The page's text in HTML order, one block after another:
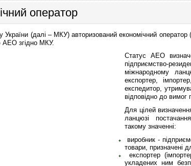
оператор
України (далі – МКУ) авторизований економічний
АЕО згідно МКУ.
Статус АЕО
підприємство-
міжнародному
експортер,
експедитор,
відповідно до
Для цілей
ланцюзі
такому значенні:
виробник -
товари, призначені
експортер
укладених ним